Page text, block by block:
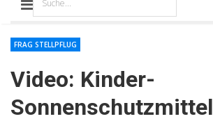
Video: Kinder-
Sonnenschutzmittel
FRAG STELLPFLUG